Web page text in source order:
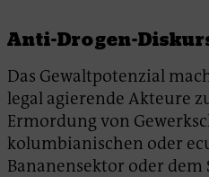
Anti-Drogen-
Das Gewaltpotenzial
legal agierende Akteure
Ermordung von
kolumbianischen oder
Bananensektor oder